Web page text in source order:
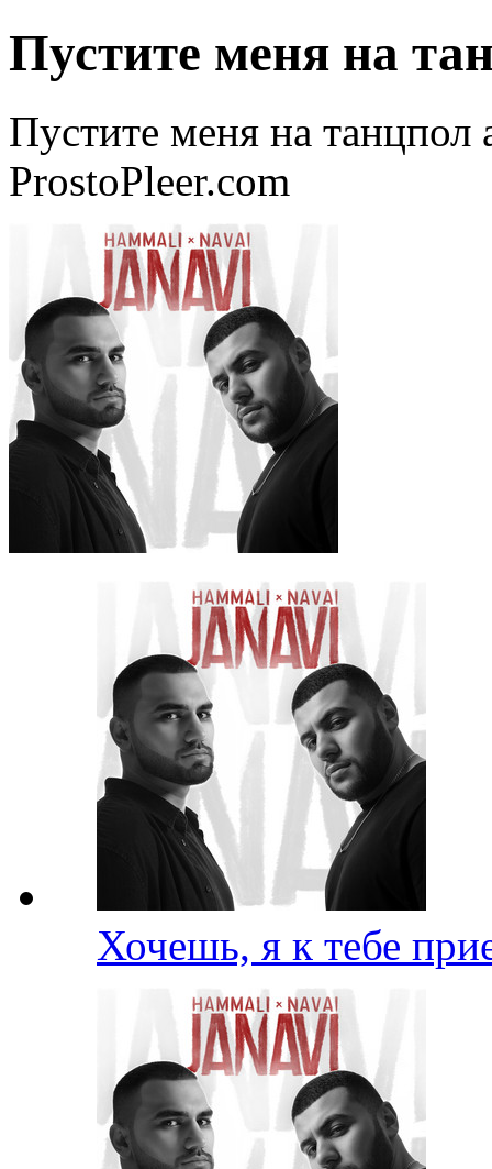
Пустите меня на
Пустите меня на
ProstoPleer.com
Хочешь, я к тебе